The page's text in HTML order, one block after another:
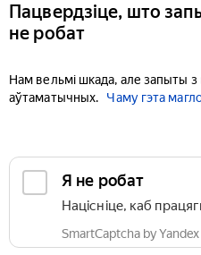
Пацвердзіце, што
не робат
Нам вельмі шкада, але запыты
аўтаматычных.
Чаму гэта
Я не робат
Націсніце, каб
SmartCaptcha by